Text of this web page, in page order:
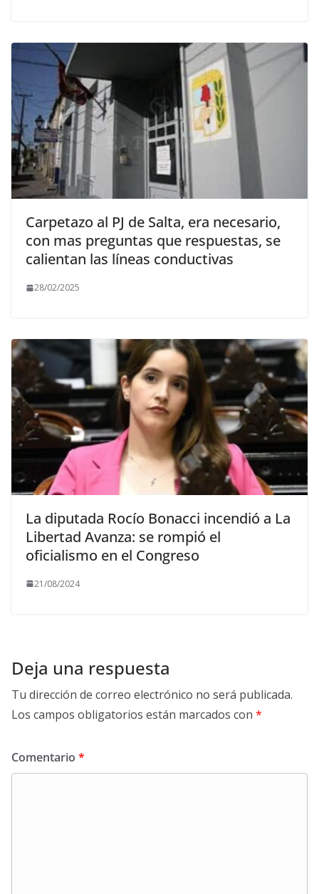
Carpetazo al PJ de Salta, era necesario,
con mas preguntas que respuestas, se
calientan las líneas conductivas
28/02/2025
La diputada Rocío Bonacci incendió a La
Libertad Avanza: se rompió el
oficialismo en el Congreso
21/08/2024
Deja una respuesta
Tu dirección de correo electrónico no será publicada.
Los campos obligatorios están marcados con *
Comentario *